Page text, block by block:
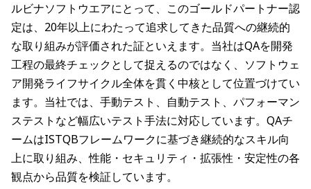
ルビナソフトウエアにとって、このゴールドパートナー認
定は、20年以上にわたって追求してきた品質への継続的
な取り組みが評価された証といえます。当社はQAを開発
工程の最終チェックとして捉えるのではなく、ソフトウェ
ア開発ライフサイクル全体を貫く中核として位置づけてい
ます。当社では、手動テスト、自動テスト、パフォーマン
ステストなど幅広いテスト手法に対応しています。QAチ
ームはISTQBフレームワークに基づき継続的なスキル向
上に取り組み、性能・セキュリティ・拡張性・安定性の各
観点から品質を検証しています。